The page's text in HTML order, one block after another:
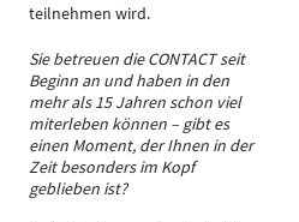
teilnehmen wird.
Sie betreuen die CONTACT seit
Beginn an und haben in den
mehr als 15 Jahren schon viel
miterleben können – gibt es
einen Moment, der Ihnen in der
Zeit besonders im Kopf
geblieben ist?